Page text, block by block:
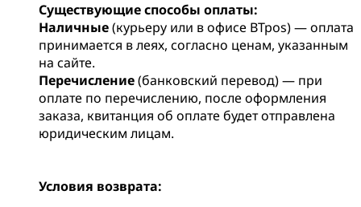
Существующие способы оплаты:
Наличные(курьеру или в офисе BTpos) — оплата
принимается в леях, согласно ценам, указанным
на сайте.
Перечисление(банковский перевод) — при
оплате по перечислению, после оформления
заказа, квитанция об оплате будет отправлена
юридическим лицам.
Условия возврата: